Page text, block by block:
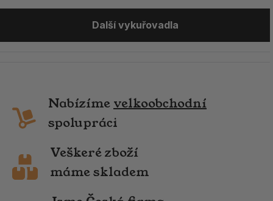
Další vykuřovadla
Nabízíme velkoobchodní
spolupráci
Veškeré zboží
máme skladem